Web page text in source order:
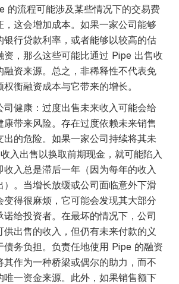
的流程可能涉及某些情况下的交易费
，这会增加成本。如果一家公司能够
银行贷款利率，或者能够以较高的估
资，那么这些可能比通过 Pipe 出售收
融资来源。总之，非稀释性不代表免
衡融资成本与它带来的增长。
司健康：过度出售未来收入可能会给
康带来风险。存在过度依赖未来销售
出的危险。如果一家公司持续将其未
入出售以换取前期现金，就可能陷入
收入总是滞后一年（因为每年的收入
）。当增长放缓或公司面临意外下滑
变得很麻烦，它可能会发现其大部分
诺给投资者。在最坏的情况下，公司
供出售的收入，但仍有未来付款的义
债务负担。负责任地使用 Pipe 的融资
其作为一种桥梁或偶尔的助力，而不
唯一资金来源。此外，如果销售额下